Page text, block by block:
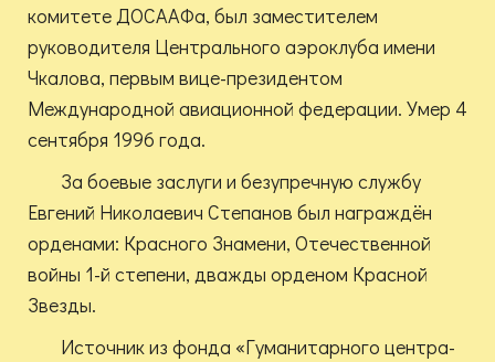
комитете ДОСААФа, был заместителем
руководителя Центрального аэроклуба имени
Чкалова, первым вице-президентом
Международной авиационной федерации. Умер 4
сентября 1996 года.
За боевые заслуги и безупречную службу
Евгений Николаевич Степанов был награждён
орденами: Красного Знамени, Отечественной
войны 1-й степени, дважды орденом Красной
Звезды.
Источник из фонда «Гуманитарного центра-